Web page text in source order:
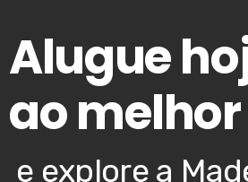
Alugue
ao
e explore a